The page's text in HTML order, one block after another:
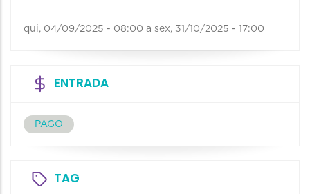
qui, 04/09/2025 - 08:00 a sex, 31/10/2025 - 17:00
ENTRADA
PAGO
TAG